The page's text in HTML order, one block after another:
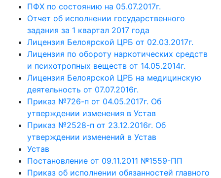
ПФХ по состоянию на 05.07.2017г.
Отчет об исполнении государственного
задания за 1 квартал 2017 года
Лицензия Белоярской ЦРБ от 02.03.2017г.
Лицензия по обороту наркотических средств
и психотропных веществ от 14.05.2014г.
Лицензия Белоярской ЦРБ на медицинскую
деятельность от 07.07.2016г.
Приказ №726-п от 04.05.2017г. Об
утверждении изменения в Устав
Приказ №2528-п от 23.12.2016г. Об
утверждении изменений в Устав
Устав
Постановление от 09.11.2011 №1559-ПП
Приказ об исполнении обязанностей главного